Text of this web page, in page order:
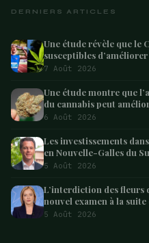
DERNIERS ARTICLES
Une étude révèle que le
susceptibles
pourrait aider les
7 Août 2026
Une étude montre que
du cannabis peut
atteints de démence –
6 Août 2026
Les investissements
en Nouvelle-Galles du
en tant que leader
5 Août 2026
L’interdiction des fleurs
nouvel examen à la
concernant les saisies
5 Août 2026